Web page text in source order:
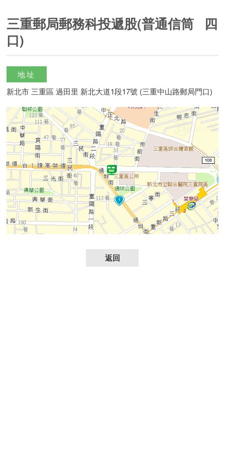
三重郵局郵務科投遞股(普通信筒 四
口)
地址
新北市 三重區 過田里 新北大道1段17號 (三重中山路郵局門口)